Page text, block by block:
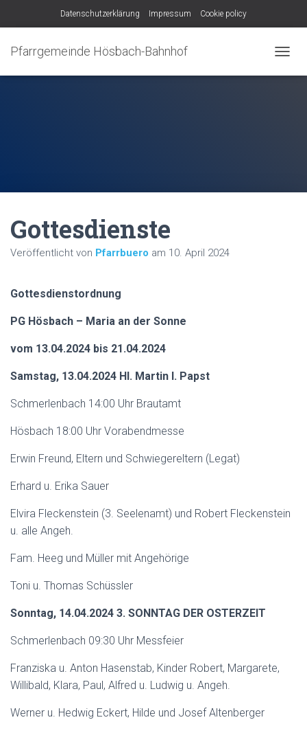
Datenschutzerklärung Impressum Cookie policy
Pfarrgemeinde Hösbach-Bahnhof
A
U
Gottesdienste
Veröffentlicht von Pfarrbuero am 10. April 2024
Gottesdienstordnung
PG Hösbach – Maria an der Sonne
vom 13.04.2024 bis 21.04.2024
Samstag, 13.04.2024 Hl. Martin I. Papst
Schmerlenbach 14:00 Uhr Brautamt
Hösbach 18:00 Uhr Vorabendmesse
Erwin Freund, Eltern und Schwiegereltern (Legat)
Erhard u. Erika Sauer
Elvira Fleckenstein (3. Seelenamt) und Robert Fleckenstein
u. alle Angeh.
Fam. Heeg und Müller mit Angehörige
Toni u. Thomas Schüssler
Sonntag, 14.04.2024 3. SONNTAG DER OSTERZEIT
Schmerlenbach 09:30 Uhr Messfeier
Franziska u. Anton Hasenstab, Kinder Robert, Margarete,
Willibald, Klara, Paul, Alfred u. Ludwig u. Angeh.
Werner u. Hedwig Eckert, Hilde und Josef Altenberger